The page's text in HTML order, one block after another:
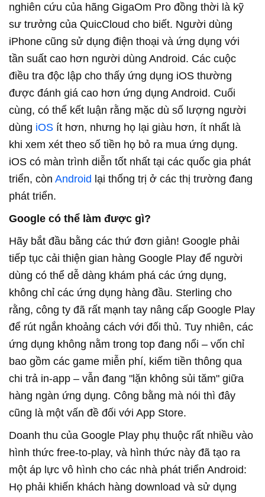
nghiên cứu của hãng GigaOm Pro đồng thời là kỹ
sư trưởng của QuicCloud cho biết. Người dùng
iPhone cũng sử dụng điện thoại và ứng dụng với
tần suất cao hơn người dùng Android. Các cuộc
điều tra độc lập cho thấy ứng dụng iOS thường
được đánh giá cao hơn ứng dụng Android. Cuối
cùng, có thể kết luận rằng mặc dù số lượng người
dùng iOS ít hơn, nhưng họ lại giàu hơn, ít nhất là
khi xem xét theo số tiền họ bỏ ra mua ứng dụng.
iOS có màn trình diễn tốt nhất tại các quốc gia phát
triển, còn Android lại thống trị ở các thị trường đang
phát triển.
Google có thể làm được gì?
Hãy bắt đầu bằng các thứ đơn giản! Google phải
tiếp tục cải thiện gian hàng Google Play để người
dùng có thể dễ dàng khám phá các ứng dụng,
không chỉ các ứng dụng hàng đầu. Sterling cho
rằng, công ty đã rất mạnh tay nâng cấp Google Play
để rút ngắn khoảng cách với đối thủ. Tuy nhiên, các
ứng dụng không nằm trong top đang nổi – vốn chỉ
bao gồm các game miễn phí, kiếm tiền thông qua
chi trả in-app – vẫn đang "lặn không sủi tăm" giữa
hàng ngàn ứng dụng. Công bằng mà nói thì đây
cũng là một vấn đề đối với App Store.
Doanh thu của Google Play phụ thuộc rất nhiều vào
hình thức free-to-play, và hình thức này đã tạo ra
một áp lực vô hình cho các nhà phát triển Android:
Họ phải khiến khách hàng download và sử dụng